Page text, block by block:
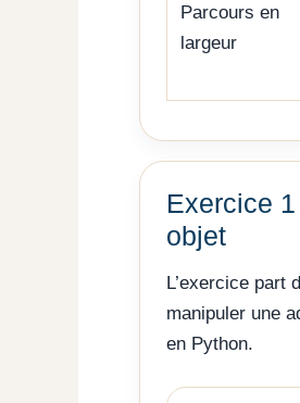
Parcours en
largeur
Exercice
objet
L’exercice part
manipuler une
en Python.